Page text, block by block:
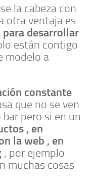
la cabeza con
otra ventaja es
para desarrollar
están contigo
modelo a
constante
que no se ven
pero si en un
, en
la web , en
, por ejemplo
muchas cosas